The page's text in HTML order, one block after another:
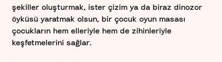
şekiller oluşturmak, ister çizim ya da biraz dinozor
öyküsü yaratmak olsun, bir çocuk oyun masası
çocukların hem elleriyle hem de zihinleriyle
keşfetmelerini sağlar.